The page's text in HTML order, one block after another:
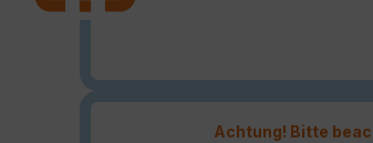
Achtung! Bitte